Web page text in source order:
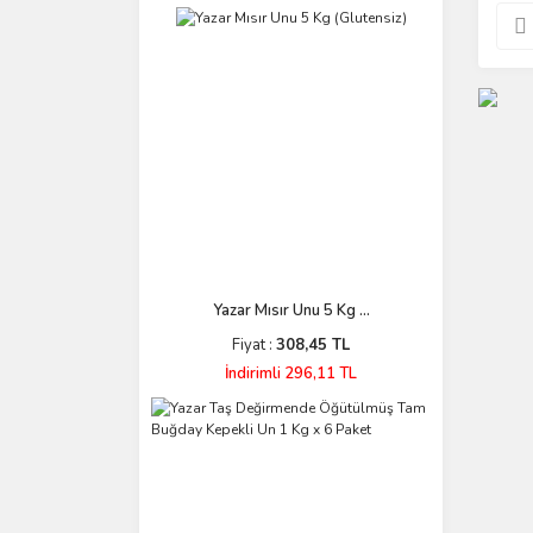
Yazar Mısır Unu 5 Kg ...
Fiyat : 308,45 TL
İndirimli 296,11 TL